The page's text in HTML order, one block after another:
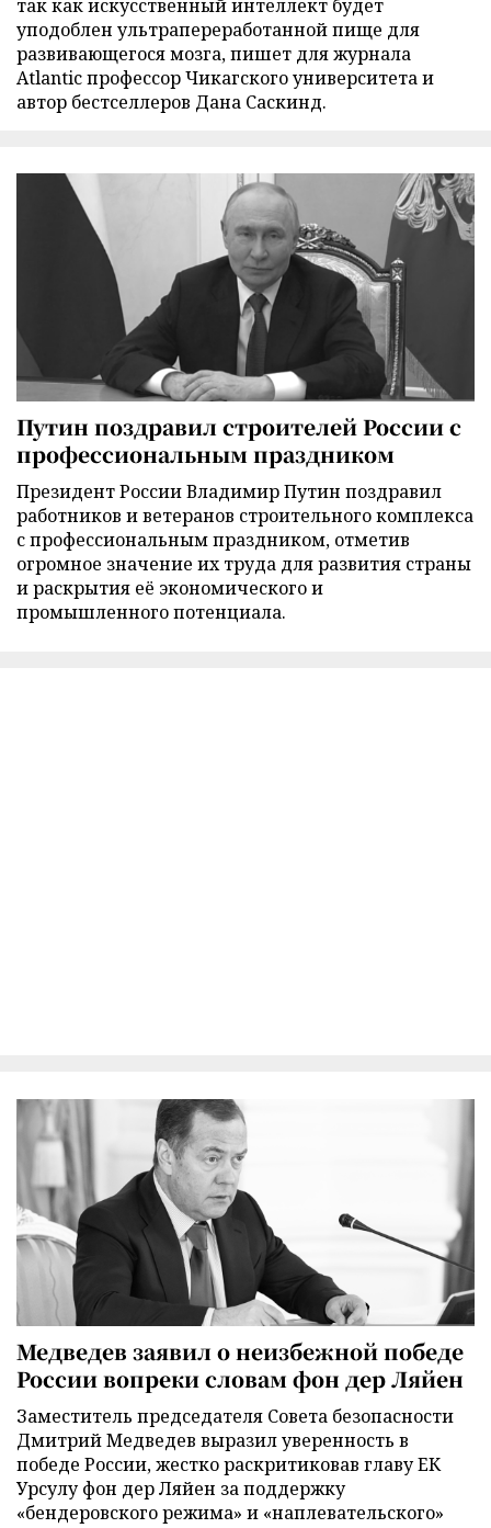
так как искусственный интеллект будет
уподоблен ультрапереработанной пище для
развивающегося мозга, пишет для журнала
Atlantic профессор Чикагского университета и
автор бестселлеров Дана Саскинд.
Путин поздравил строителей России с
профессиональным праздником
Президент России Владимир Путин поздравил
работников и ветеранов строительного комплекса
с профессиональным праздником, отметив
огромное значение их труда для развития страны
и раскрытия её экономического и
промышленного потенциала.
Медведев заявил о неизбежной победе
России вопреки словам фон дер Ляйен
Заместитель председателя Совета безопасности
Дмитрий Медведев выразил уверенность в
победе России, жестко раскритиковав главу ЕК
Урсулу фон дер Ляйен за поддержку
«бендеровского режима» и «наплевательского»